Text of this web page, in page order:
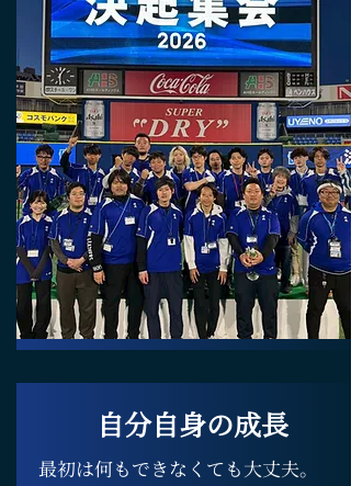
自分自身の成長
最初は何もできなくても大丈夫。